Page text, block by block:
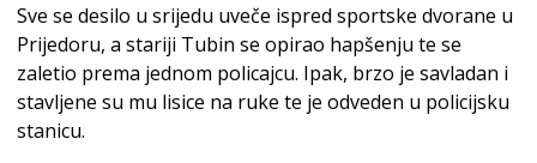
Sve se desilo u srijedu uveče ispred sportske dvorane u
Prijedoru, a stariji Tubin se opirao hapšenju te se
zaletio prema jednom policajcu. Ipak, brzo je savladan i
stavljene su mu lisice na ruke te je odveden u policijsku
stanicu.